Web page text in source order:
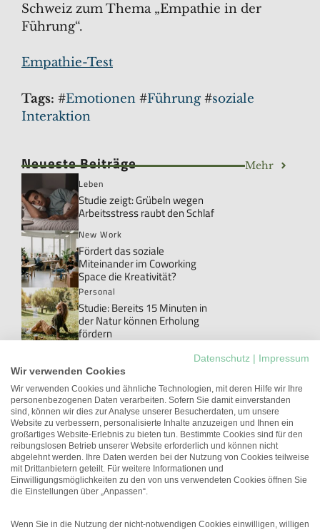
Schweiz zum Thema „Empathie in der
Führung“.
Empathie-Test
Tags: #Emotionen #Führung#soziale
Interaktion
Neueste Beiträge Mehr
Leben
Studie zeigt: Grübeln wegen
Arbeitsstress raubt den Schlaf
New Work
Fördert das soziale
Miteinander im Coworking
Space die Kreativität?
Personal
Studie: Bereits 15 Minuten in
der Natur können Erholung
fördern
Danke!: Das Wort, das im Job
meistens ungesagt bleibt
New Work
Studie: Workations können die
Arbeitgeberattraktivität
erhöhen
Führung
Unterschätztes Potenzial:
Führungskräfte mit
Einschränkungen
Datenschutz
Impressum
Wir verwenden Cookies
Wir verwenden Cookies und ähnliche Technologien, mit deren Hilfe wir Ihre
personenbezogenen Daten verarbeiten. Sofern Sie damit einverstanden
sind, können wir dies zur Analyse unserer Besucherdaten, um unsere
Website zu verbessern, personalisierte Inhalte anzuzeigen und Ihnen ein
großartiges Website-Erlebnis zu bieten tun. Bestimmte Cookies sind für den
reibungslosen Betrieb unserer Website erforderlich und können nicht
abgelehnt werden. Ihre Daten werden bei der Nutzung von Cookies teilweise
mit Drittanbietern geteilt. Für weitere Informationen und
Einwilligungsmöglichkeiten zu den von uns verwendeten Cookies öffnen Sie
die Einstellungen über „Anpassen“.
Wenn Sie in die Nutzung der nicht-notwendigen Cookies einwilligen, willigen